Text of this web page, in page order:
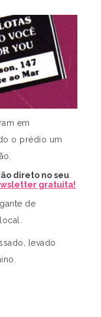
em
o prédio um
direto no seu
gratuita!
de
levado